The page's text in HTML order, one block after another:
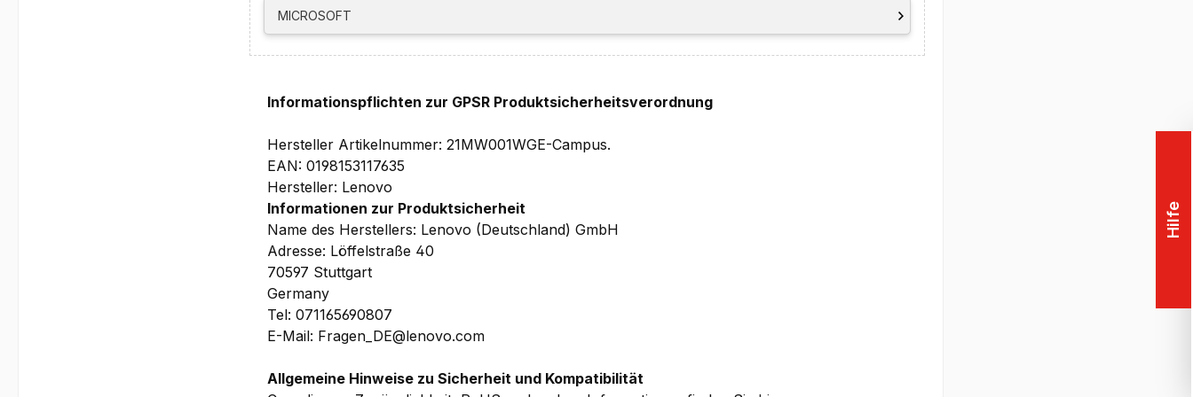
Bilder und technische Details ohne Gewähr.
MICROSOFT
Informationspflichten zur GPSR Produktsicherheitsverordnung
Hersteller Artikelnummer: 21MW001WGE-Campus.
EAN: 0198153117635
Hersteller: Lenovo
Informationen zur Produktsicherheit
Name des Herstellers: Lenovo (Deutschland) GmbH
Adresse: Löffelstraße 40
70597 Stuttgart
Germany
Tel: 071165690807
E-Mail: Fragen_DE@lenovo.com
Allgemeine Hinweise zu Sicherheit und Kompatibilität
Hilfe